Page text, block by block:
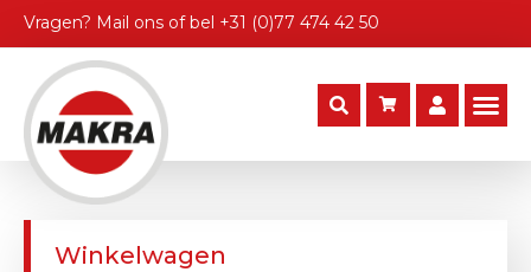
Vragen? Mail ons of bel +31 (0)77 474 42 50
Winkelwagen